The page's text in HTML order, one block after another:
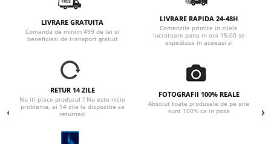
LIVRARE GRATUITA
Comanda de minim 499 de lei si
beneficiezi de transport gratuit
LIVRARE RAPIDA 24-48H
Comenzile primite in zilele
lucratoare pana in ora 15:00 se
expediaza in aceeasi zi
RETUR 14 ZILE
Nu iti place produsul ? Nu este nicio
problema, ai 14 zile la dispozitie sa
returnezi
FOTOGRAFII 100% REALE
Absolut toate produsele de pe site
sunt 100% ca in poza